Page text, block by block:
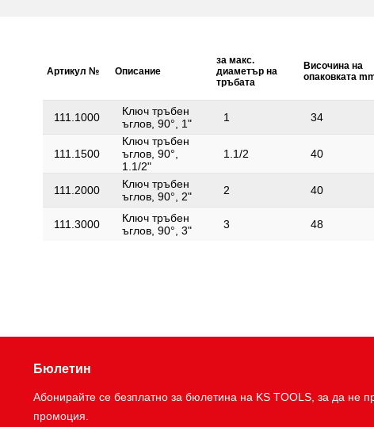
Артикул № Описание
за макс.
диаметър на
тръбата
Височина на
опаковката
111.1000
Ключ тръбен
ъглов, 90°, 1"
1 34
111.1500
Ключ тръбен
ъглов, 90°,
1.1/2"
1.1/2 40
111.2000
Ключ тръбен
ъглов, 90°, 2"
2 40
111.3000
Ключ тръбен
ъглов, 90°, 3"
3 48
Бюлетин
Абонирайте се безплатно за бюлетина на KS TOOLS, за да не
промоция.